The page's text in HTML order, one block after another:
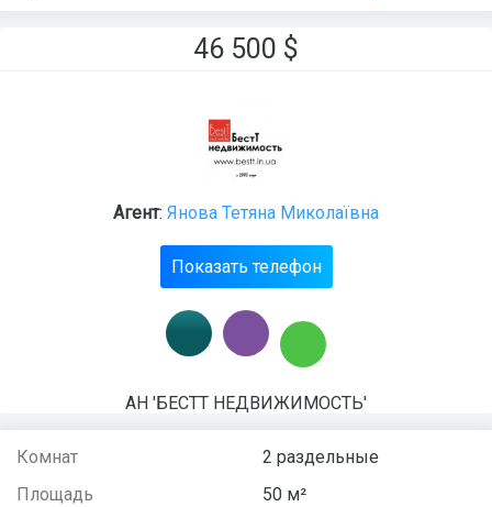
46 500 $
Агент: Янова Тетяна Миколаївна
Показать телефон
АН 'БЕСТТ НЕДВИЖИМОСТЬ'
Комнат
2 раздельные
Площадь
50 м²